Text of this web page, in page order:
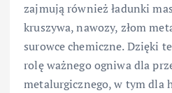
zajmują również ładunki
kruszywa, nawozy, złom
surowce chemiczne. Dzięki
rolę ważnego ogniwa dla
metalurgicznego, w tym dla